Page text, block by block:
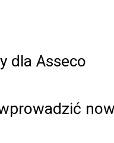
dla Asseco